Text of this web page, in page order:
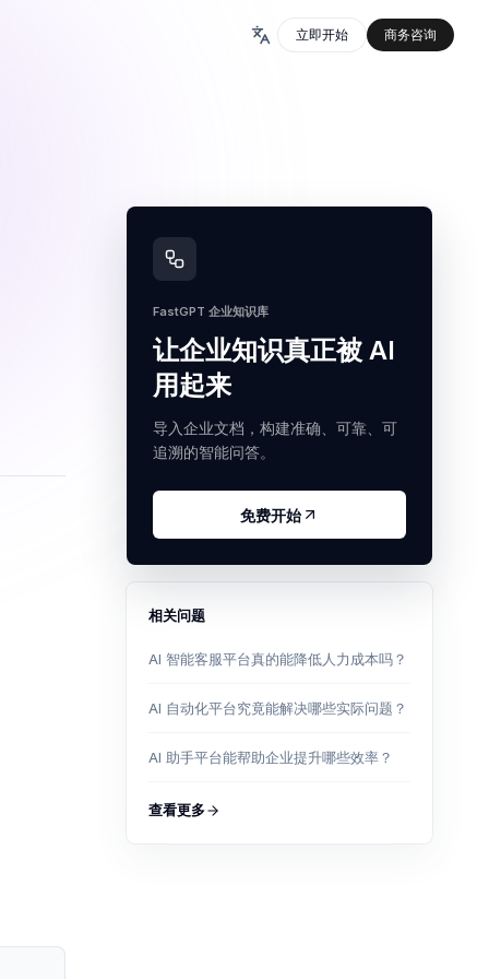
立即开始 商务咨询
FastGPT 企业知识库
让企业知识真正被 AI
用起来
导入企业文档，构建准确、可靠、可
追溯的智能问答。
免费开始
相关问题
AI 智能客服平台真的能降低人力成本吗？
AI 自动化平台究竟能解决哪些实际问题？
AI 助手平台能帮助企业提升哪些效率？
查看更多